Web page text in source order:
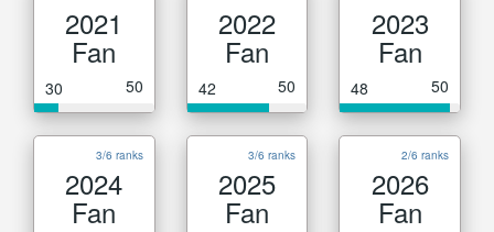
2021
Fan
30 50
2022
Fan
42 50
2023
Fan
48 50
3/6 ranks
2024
Fan
3/6 ranks
2025
Fan
2/6 ranks
2026
Fan